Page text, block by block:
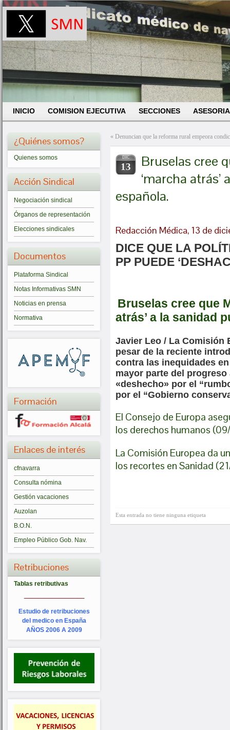
INICIO COMISION EJECUTIVA SECCIONES
¿Quiénes somos?
Quienes somos
Acción Sindical
Negociación sindical
Órganos de representación
Elecciones sindicales
Documentos
Plataforma Sindical
Notas Informativas SMN
Noticias en prensa
Normativa
Formación
Enlaces de interés
cfnavarra
Consulta nómina
Gestión vacaciones
Auzolan
B.O.N.
Empleo Público Gob. Nav.
Retribuciones
Tablas retributivas
Estudio de retribuciones
del medico en España
AÑOS 2006 A 2009
« Denuncian que la reforma rural empeora
DIC
13
Bruselas cree
‘marcha
española.
Redacción Médica, 13 de
DICE QUE LA
PP PUEDE
Bruselas cree que
atrás’ a la sanidad
Javier Leo / La Comisión
pesar de la reciente
contra las inequidades
mayor parte del progreso
«deshecho» por el
por el “Gobierno
El Consejo de Europa
los derechos humanos
La Comisión Europea da
los recortes en Sanidad
Esta entrada no tiene ninguna etiqueta